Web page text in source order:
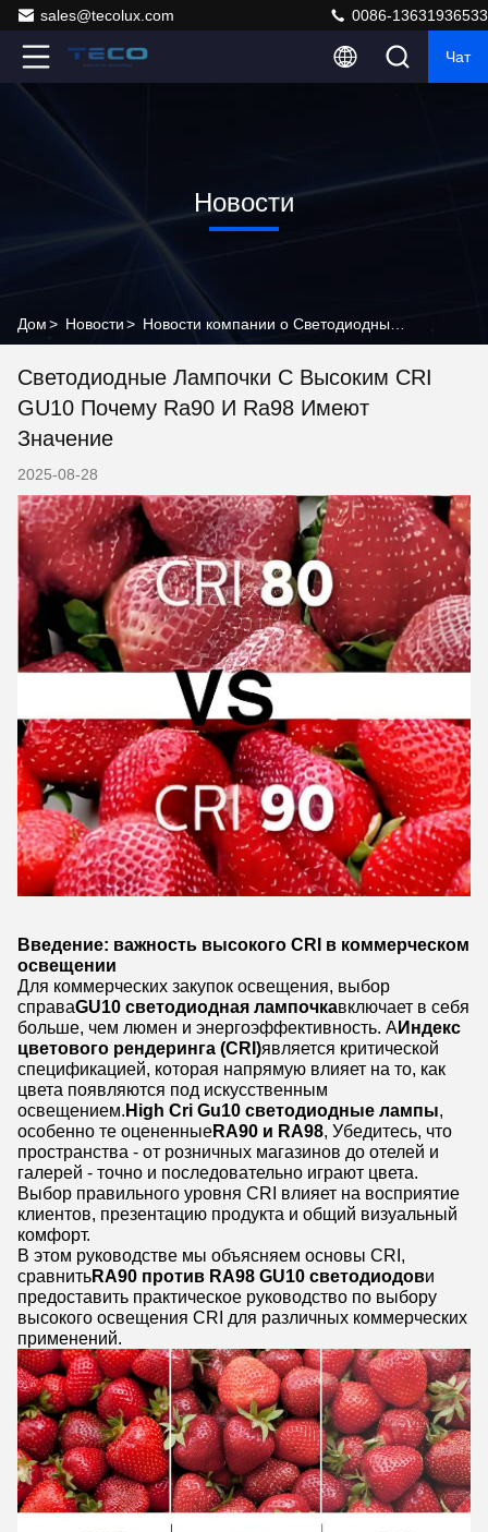
sales@tecolux.com 0086-13631936533
Чат
Новости
Дом> Новости>
Светодиодные Лампочки С Высоким CRI
GU10 Почему Ra90 И Ra98 Имеют
Значение
2025-08-28
Введение: важность высокого CRI в коммерческом
освещении
Для коммерческих закупок освещения, выбор
справаGU10 светодиодная лампочкавключает в себя
больше, чем люмен и энергоэффективность. АИндекс
цветового рендеринга (CRI)является критической
спецификацией, которая напрямую влияет на то, как
цвета появляются под искусственным
освещением. High Cri Gu10 светодиодные лампы
особенно те оцененныеRA90 и RA98 , Убедитесь, что
пространства - от розничных магазинов до отелей и
галерей - точно и последовательно играют цвета.
Выбор правильного уровня CRI влияет на восприятие
клиентов, презентацию продукта и общий визуальный
комфорт.
В этом руководстве мы объясняем основы CRI,
сравнитьRA90 против RA98 GU10 светодиодови
предоставить практическое руководство по выбору
высокого освещения CRI для различных коммерческих
применений.